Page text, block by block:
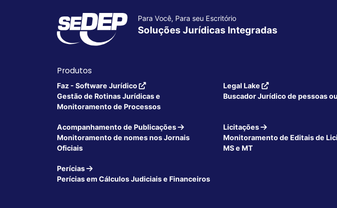
Para Você, Para seu Escritório
Soluções Jurídicas Integradas
Produtos
Faz - Software Jurídico
Gestão de Rotinas Jurídicas e
Monitoramento de Processos
Legal Lake
Buscador Jurídico de pessoas
Acompanhamento de Publicações
Monitoramento de nomes nos Jornais
Oficiais
Licitações
Monitoramento de Editais de
MS e MT
Perícias
Perícias em Cálculos Judiciais e Financeiros